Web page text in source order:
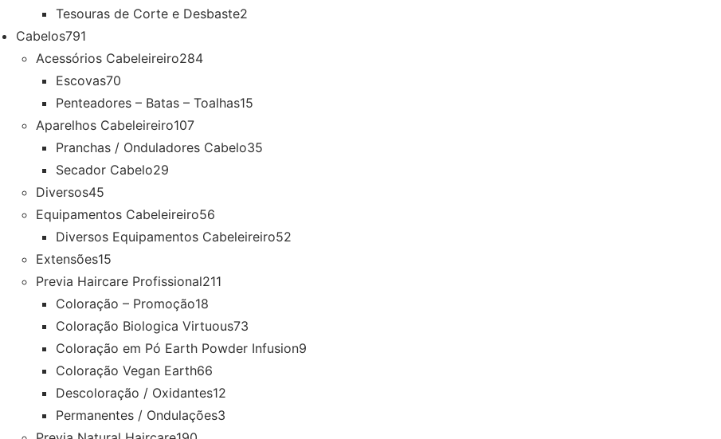
Tesouras de Corte e Desbaste2
Cabelos791
Acessórios Cabeleireiro284
Escovas70
Penteadores – Batas – Toalhas15
Aparelhos Cabeleireiro107
Pranchas / Onduladores Cabelo35
Secador Cabelo29
Diversos45
Equipamentos Cabeleireiro56
Diversos Equipamentos Cabeleireiro52
Extensões15
Previa Haircare Profissional211
Coloração – Promoção18
Coloração Biologica Virtuous73
Coloração em Pó Earth Powder Infusion9
Coloração Vegan Earth66
Descoloração / Oxidantes12
Permanentes / Ondulações3